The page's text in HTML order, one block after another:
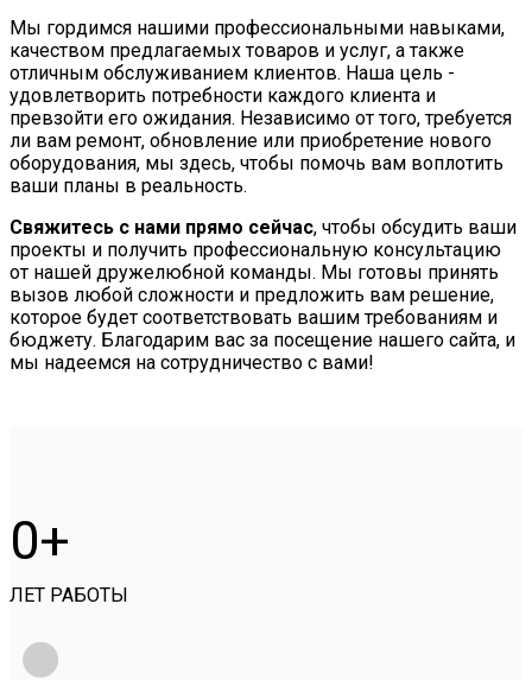
Мы гордимся нашими профессиональными навыками,
качеством предлагаемых товаров и услуг, а также
отличным обслуживанием клиентов. Наша цель -
удовлетворить потребности каждого клиента и
превзойти его ожидания. Независимо от того, требуется
ли вам ремонт, обновление или приобретение нового
оборудования, мы здесь, чтобы помочь вам воплотить
ваши планы в реальность.
Свяжитесь с нами прямо сейчас, чтобы обсудить ваши
проекты и получить профессиональную консультацию
от нашей дружелюбной команды. Мы готовы принять
вызов любой сложности и предложить вам решение,
которое будет соответствовать вашим требованиям и
бюджету. Благодарим вас за посещение нашего сайта, и
мы надеемся на сотрудничество с вами!
0
ЛЕТ РАБОТЫ